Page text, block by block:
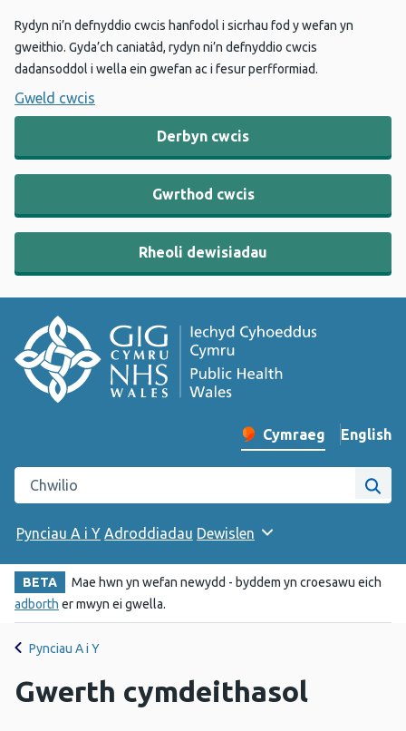
Rydyn ni’n defnyddio cwcis hanfodol i sicrhau fod y wefan yn
gweithio. Gyda’ch caniatâd, rydyn ni’n defnyddio cwcis
dadansoddol i wella ein gwefan ac i fesur perfformiad.
Gweld cwcis
Derbyn cwcis
Gwrthod cwcis
Rheoli dewisiadau
Newid iaith y wefan
Cymraeg English
–
Chwilio gwefan Iechyd Cyhoeddus Cymru
Pynciau A i Y Adroddiadau Dewislen
BETA
Mae hwn yn wefan newydd - byddem yn croesawu eich
adborth er mwyn ei gwella.
Pynciau A i Y
Gwerth cymdeithasol